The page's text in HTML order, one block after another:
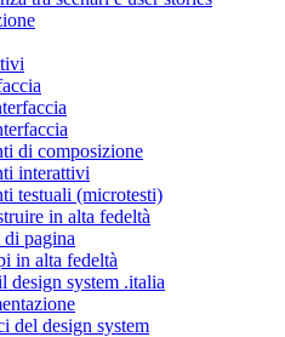
di composizione
interattivi
testuali (microtesti)
in alta fedeltà
pagina
in alta fedeltà
design system .italia
del design system